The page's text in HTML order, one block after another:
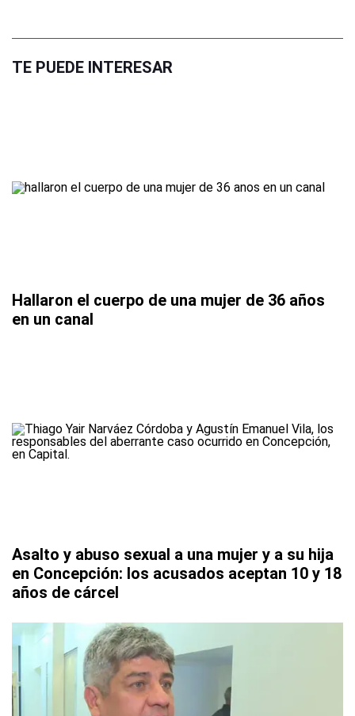
TE PUEDE INTERESAR
Hallaron el cuerpo de una mujer de 36 años
en un canal
Asalto y abuso sexual a una mujer y a su hija
en Concepción: los acusados aceptan 10 y 18
años de cárcel